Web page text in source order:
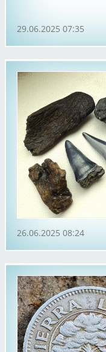
29.06.2025 07:35
26.06.2025 08:24